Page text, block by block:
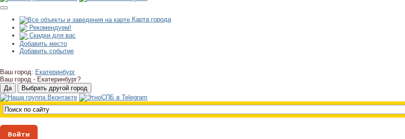
Карта города
Рекомендуем!
Скидки для вас
Добавить место
Добавить событие
Ваш город: Екатеринбург
Ваш город - Екатеринбург?
Войти